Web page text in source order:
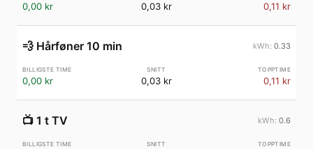
0,00 kr 0,03 kr 0,11 kr
💨 Hårføner 10 min 0.33
0,00 kr 0,03 kr 0,11 kr
📺 1 t TV 0.6